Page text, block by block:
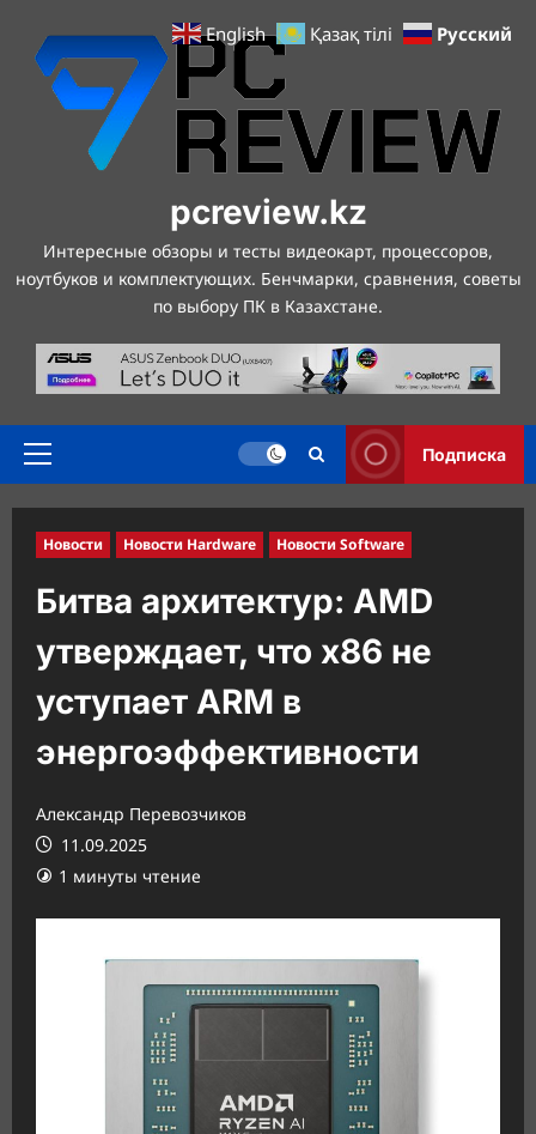
содержимому
pcreview.kz
Интересные обзоры и тесты видеокарт, процессоров,
ноутбуков и комплектующих. Бенчмарки, сравнения, советы
по выбору ПК в Казахстане.
Основное
Подписка
Новости Новости Hardware Новости Software
Битва архитектур: AMD
утверждает, что x86 не
уступает ARM в
энергоэффективности
Александр Перевозчиков
11.09.2025
1 минуты чтение
English Қазақ тілі Русский